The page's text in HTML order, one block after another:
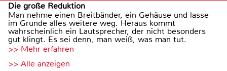
Die große Reduktion
Man nehme einen Breitbänder, ein Gehäuse und lasse
im Grunde alles weitere weg. Heraus kommt
wahrscheinlich ein Lautsprecher, der nicht besonders
gut klingt. Es sei denn, man weiß, was man tut.
>> Mehr erfahren
>> Alle anzeigen